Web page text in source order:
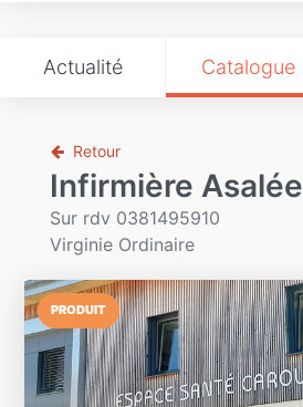
Actualité Catalogue
Retour
Infirmière Asalée
Sur rdv 0381495910
Virginie Ordinaire
PRODUIT